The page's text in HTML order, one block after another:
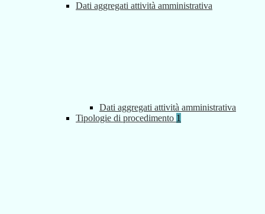
Dati aggregati attività amministrativa
Dati aggregati attività amministrativa
Tipologie di procedimento 1